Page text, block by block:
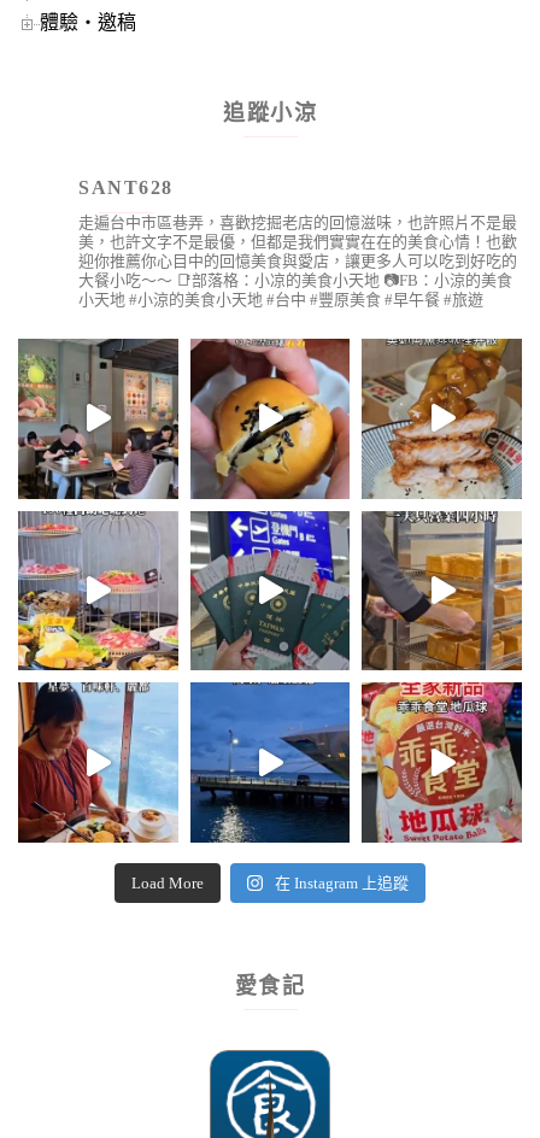
體驗‧邀稿
追蹤小涼
SANT628
走遍台中市區巷弄，喜歡挖掘老店的回憶滋味，也許照片不是最
美，也許文字不是最優，但都是我們實實在在的美食心情！也歡
迎你推薦你心目中的回憶美食與愛店，讓更多人可以吃到好吃的
大餐小吃～～ 📑部落格：小凉的美食小天地 📷FB：小涼的美食
小天地 #小涼的美食小天地 #台中 #豐原美食 #早午餐 #旅遊
Load More 在 Instagram 上追蹤
愛食記